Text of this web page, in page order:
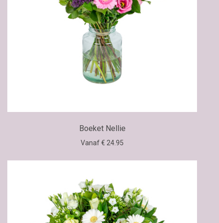
Boeket Nellie
Vanaf € 24.95